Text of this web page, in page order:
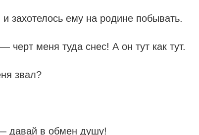
захотелось ему на родине побывать.
меня туда снес! А он тут как тут.
звал?
давай в обмен душу!